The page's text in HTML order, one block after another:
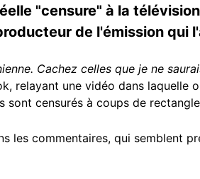
"censure" à la
de l'émission qui
Cachez celles que je ne
relayant une vidéo dans laquelle
censurés à coups de
les commentaires, qui semblent